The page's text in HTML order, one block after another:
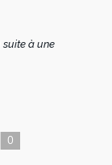
suite à une
0